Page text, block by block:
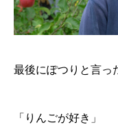
最後にぽつりと言っ
「りんごが好き」